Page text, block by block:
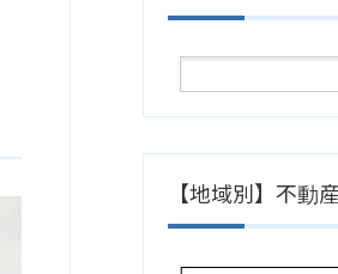
【地域別】不動